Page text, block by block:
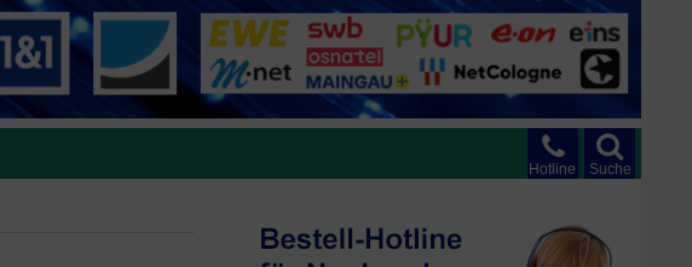
Suche
Hotline